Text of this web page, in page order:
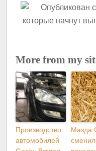
More from my
Производство
автомобилей
Мазда